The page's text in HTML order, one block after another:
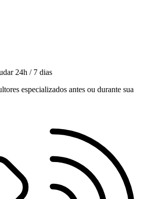
24h / 7 dias
especializados antes ou durante sua